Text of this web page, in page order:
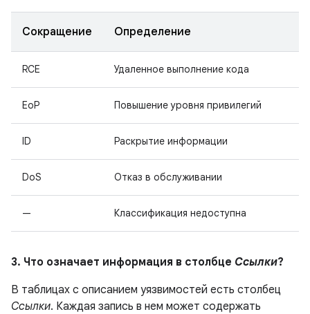
Сокращение Определение
RCE Удаленное выполнение кода
EoP Повышение уровня привилегий
ID Раскрытие информации
DoS Отказ в обслуживании
— Классификация недоступна
3. Что означает информация в столбце Ссылки?
В таблицах с описанием уязвимостей есть столбец
Ссылки. Каждая запись в нем может содержать